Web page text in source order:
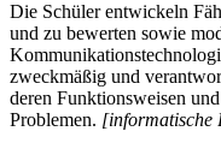
Die Schüler entwickeln
und zu bewerten sowie
zweckmäßig und
deren Funktionsweisen
Problemen. [informatische